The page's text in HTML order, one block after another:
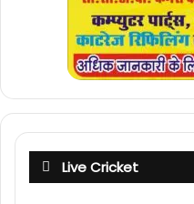
Live Cricket